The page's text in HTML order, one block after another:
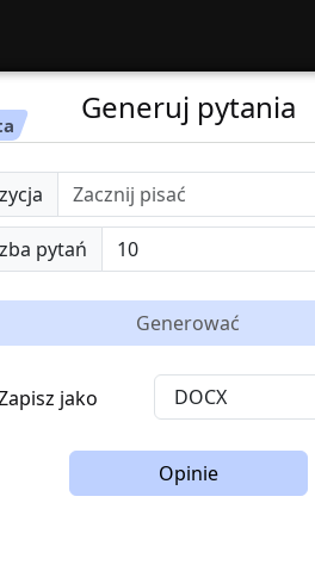
Generuj pytania
pytań
Generować
jako
Opinie